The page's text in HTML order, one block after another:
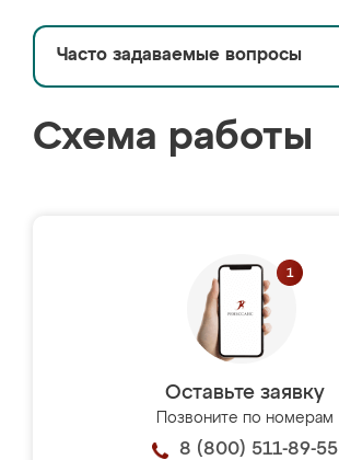
Часто задаваемые вопросы
Схема работы
Оставьте заявку
Позвоните по номерам
8 (800) 511-89-55